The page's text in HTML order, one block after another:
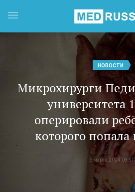
НОВОСТИ
Микрохирурги
университета
оперировали
которого попала
6 марта 2024 09:50